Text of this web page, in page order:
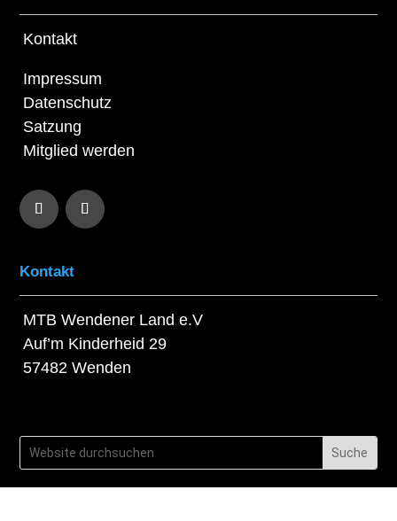
Kontakt
Impressum
Datenschutz
Satzung
Mitglied werden
Kontakt
MTB Wendener Land e.V
Auf’m Kinderheid 29
57482 Wenden